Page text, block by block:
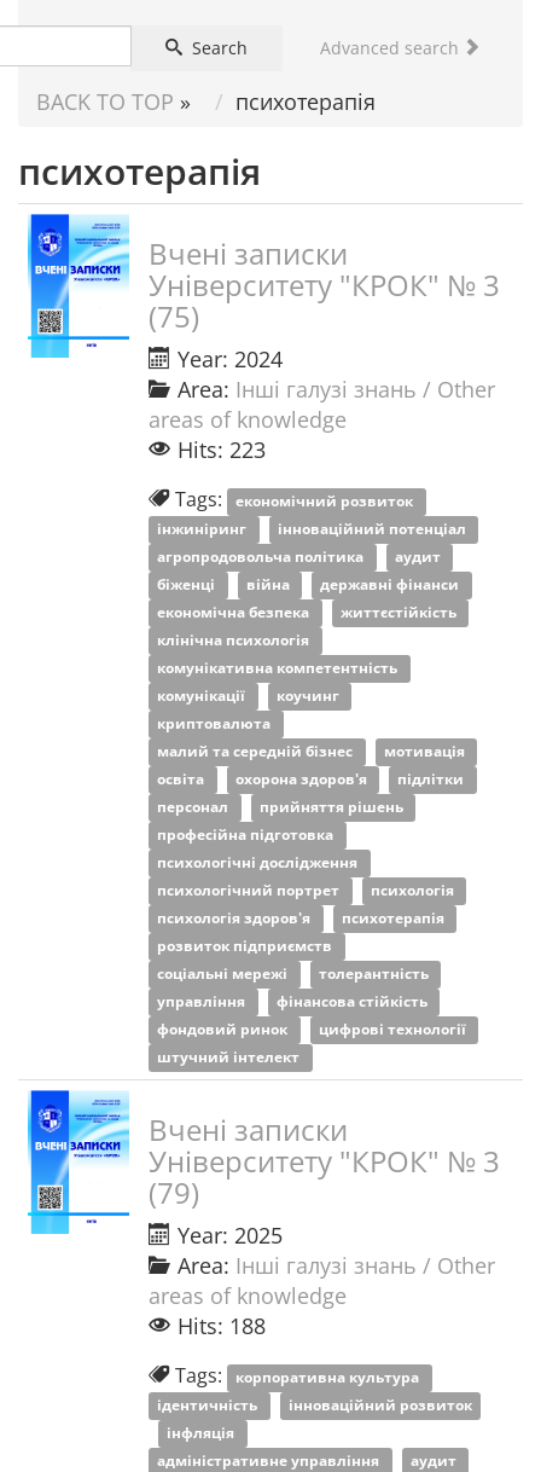
Search Advanced search
BACK TO TOP » психотерапія
психотерапія
Вчені записки
Університету "КРОК" № 3
(75)
Year: 2024
Area: Інші галузі знань / Other
areas of knowledge
Hits: 223
Tags: економічний розвиток
інжиніринг
інноваційний потенціал
агропродовольча політика
аудит
біженці
війна
державні фінанси
економічна безпека
життєстійкість
клінічна психологія
комунікативна компетентність
комунікації
коучинг
криптовалюта
малий та середній бізнес
мотивація
освіта
охорона здоров'я
підлітки
персонал
прийняття рішень
професійна підготовка
психологічні дослідження
психологічний портрет
психологія
психологія здоров'я
психотерапія
розвиток підприємств
соціальні мережі
толерантність
управління
фінансова стійкість
фондовий ринок
цифрові технології
штучний інтелект
Вчені записки
Університету "КРОК" № 3
(79)
Year: 2025
Area: Інші галузі знань / Other
areas of knowledge
Hits: 188
Tags: корпоративна культура
ідентичність
інноваційний розвиток
інфляція
адміністративне управління
аудит